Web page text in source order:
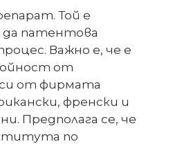
Той е
да патентова
Важно е, че е
от
от фирмата
френски и
Предполага се, че
по